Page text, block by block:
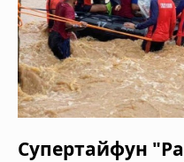
Супертайфун